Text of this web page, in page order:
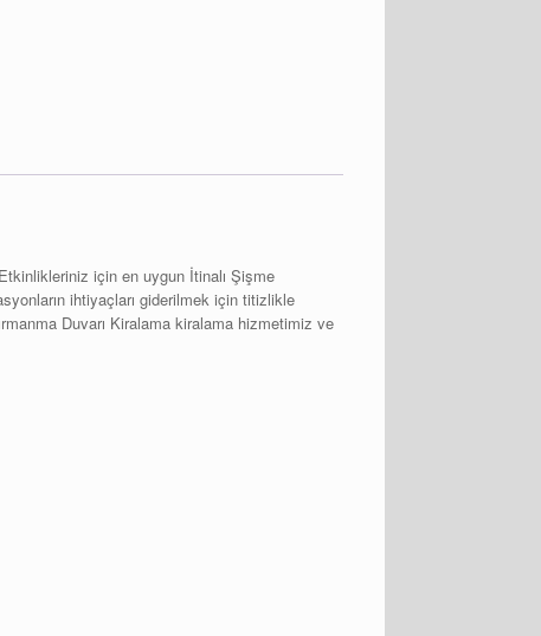
için en uygun İtinalı Şişme
ihtiyaçları giderilmek için titizlikle
Duvarı Kiralama kiralama hizmetimiz ve